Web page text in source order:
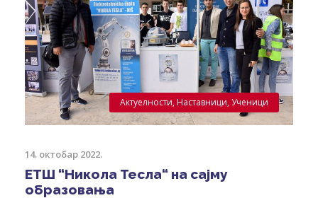
Актуелности, Наставници,Ученици
14. октобар 2022.
ЕТШ “Никола Тесла“ на сајму
образовања